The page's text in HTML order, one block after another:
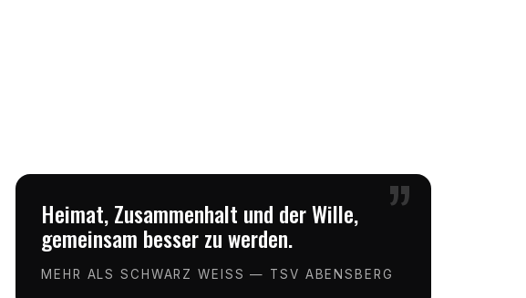
”
Heimat, Zusammenhalt und der Wille,
gemeinsam besser zu werden.
MEHR ALS SCHWARZ WEISS — TSV ABENSBERG